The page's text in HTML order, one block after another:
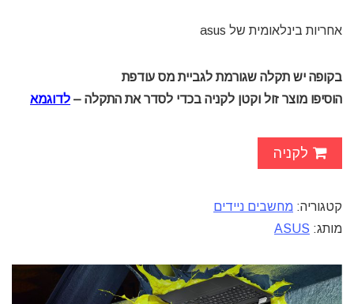
אחריות בינלאומית של asus
בקופה יש תקלה שגורמת לגביית מס עודפת
הוסיפו מוצר זול וקטן לקניה בכדי לסדר את התקלה – לדוגמא
לקניה
קטגוריה: מחשבים ניידים
מותג: ASUS